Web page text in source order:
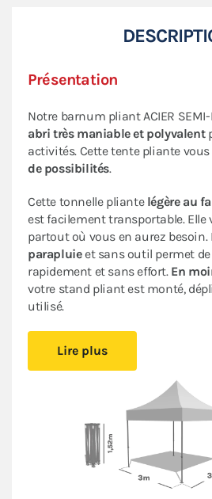
Présentation
Notre barnum pliant ACIER
abri très maniable et polyvalent
activités. Cette tente pliante
de possibilités.
Cette tonnelle pliante légère au
est facilement transportable. Elle
partout où vous en aurez besoin.
parapluieet sans outil permet de
rapidement et sans effort. En
votre stand pliant est monté,
utilisé.
320gr/m² est renforcée au niveau
complètement étanche
d’une peinture antirouille
utilisation occasionnelle à
Ce stand pliant est
abordable pour les particuliers
pack de 4 bâches latérales
Lire plus